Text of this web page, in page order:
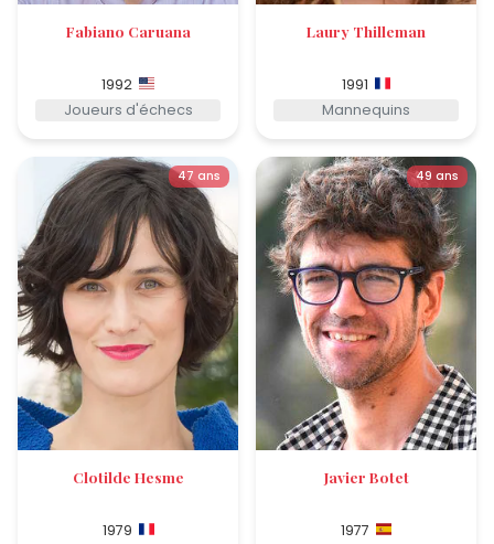
Fabiano Caruana
1992
Joueurs d'échecs
Laury Thilleman
1991
Mannequins
47 ans
Clotilde Hesme
1979
49 ans
Javier Botet
1977